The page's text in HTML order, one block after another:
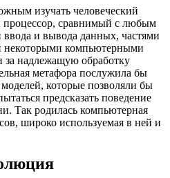
изучать человеческий
сравнимый с любым
и вывода данных, частями
некоторыми компьютерными
надлежащую обработку
метафора послужила бы
моделей, которые позволяли бы
предсказать поведение
Так родилась компьютерная
широко используемая в ней и